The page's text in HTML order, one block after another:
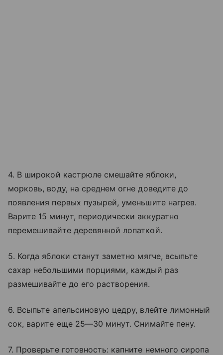
4. В широкой кастрюле смешайте яблоки,
морковь, воду, на среднем огне доведите до
появления первых пузырей, уменьшите нагрев.
Варите 15 минут, периодически аккуратно
перемешивайте деревянной лопаткой.
5. Когда яблоки станут заметно мягче, всыпьте
сахар небольшими порциями, каждый раз
размешивайте до его растворения.
6. Всыпьте апельсиновую цедру, влейте лимонный
сок, варите еще 25—30 минут. Снимайте пену.
7. Проверьте готовность: капните немного сиропа